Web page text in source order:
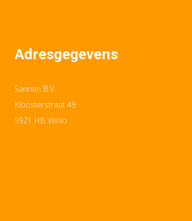
Adresgegevens
Sannen B.V.
Kloosterstraat 49
5921 HB Venlo